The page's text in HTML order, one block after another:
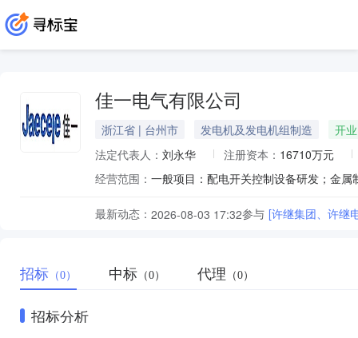
佳一电气有限公司
浙江省 | 台州市 发电机及发电机组制造
开业
法定代表人： 刘永华 注册资本： 16710万元
经营范围：
最新动态： 2026-08-03 17:32参与 [许继集团、许继
招标 （0） 中标 （0） 代理 （0）
招标分析